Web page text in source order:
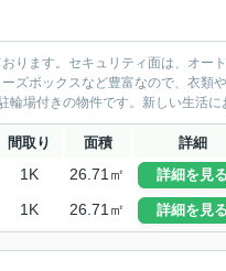
ります。セキュリティ面は、オー
ズボックスなど豊富なので、衣類
輪場付きの物件です。新しい生活に
間取り 面積 詳細
1K 26.71㎡ 詳細を見る
1K 26.71㎡ 詳細を見る